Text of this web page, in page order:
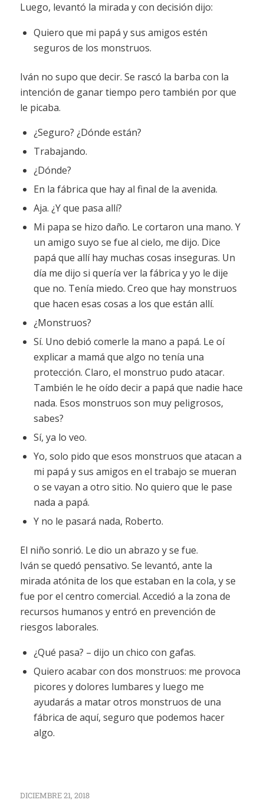
Luego, levantó la mirada y con decisión dijo:
Quiero que mi papá y sus amigos estén
seguros de los monstruos.
Iván no supo que decir. Se rascó la barba con la
intención de ganar tiempo pero también por que
le picaba.
¿Seguro? ¿Dónde están?
Trabajando.
¿Dónde?
En la fábrica que hay al final de la avenida.
Aja. ¿Y que pasa allí?
Mi papa se hizo daño. Le cortaron una mano. Y
un amigo suyo se fue al cielo, me dijo. Dice
papá que allí hay muchas cosas inseguras. Un
día me dijo si quería ver la fábrica y yo le dije
que no. Tenía miedo. Creo que hay monstruos
que hacen esas cosas a los que están allí.
¿Monstruos?
Sí. Uno debió comerle la mano a papá. Le oí
explicar a mamá que algo no tenía una
protección. Claro, el monstruo pudo atacar.
También le he oído decir a papá que nadie hace
nada. Esos monstruos son muy peligrosos,
sabes?
Sí, ya lo veo.
Yo, solo pido que esos monstruos que atacan a
mi papá y sus amigos en el trabajo se mueran
o se vayan a otro sitio. No quiero que le pase
nada a papá.
Y no le pasará nada, Roberto.
El niño sonrió. Le dio un abrazo y se fue.
Iván se quedó pensativo. Se levantó, ante la
mirada atónita de los que estaban en la cola, y se
fue por el centro comercial. Accedió a la zona de
recursos humanos y entró en prevención de
riesgos laborales.
¿Qué pasa? – dijo un chico con gafas.
Quiero acabar con dos monstruos: me provoca
picores y dolores lumbares y luego me
ayudarás a matar otros monstruos de una
fábrica de aquí, seguro que podemos hacer
algo.
DICIEMBRE 21, 2018